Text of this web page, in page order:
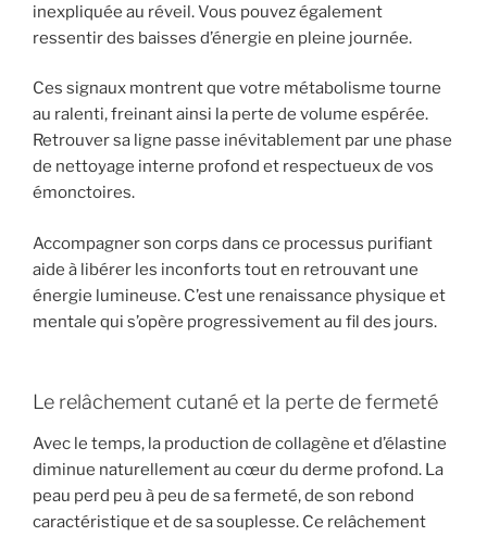
inexpliquée au réveil. Vous pouvez également
ressentir des baisses d’énergie en pleine journée.
Ces signaux montrent que votre métabolisme tourne
au ralenti, freinant ainsi la perte de volume espérée.
Retrouver sa ligne passe inévitablement par une phase
de nettoyage interne profond et respectueux de vos
émonctoires.
Accompagner son corps dans ce processus purifiant
aide à libérer les inconforts tout en retrouvant une
énergie lumineuse. C’est une renaissance physique et
mentale qui s’opère progressivement au fil des jours.
Le relâchement cutané et la perte de fermeté
Avec le temps, la production de collagène et d’élastine
diminue naturellement au cœur du derme profond. La
peau perd peu à peu de sa fermeté, de son rebond
caractéristique et de sa souplesse. Ce relâchement